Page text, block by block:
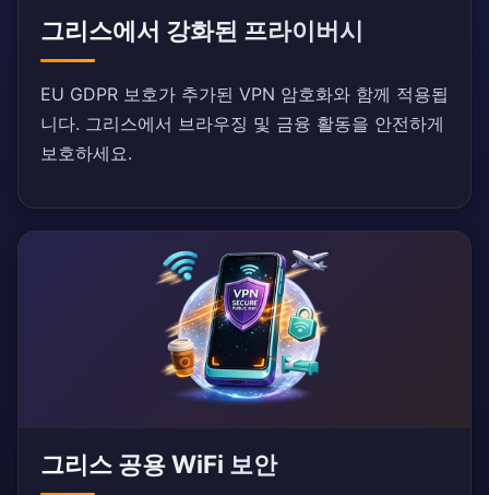
그리스에서 강화된 프라이버시
EU GDPR 보호가 추가된 VPN 암호화와 함께 적용됩
니다. 그리스에서 브라우징 및 금융 활동을 안전하게
보호하세요.
그리스 공용 WiFi 보안